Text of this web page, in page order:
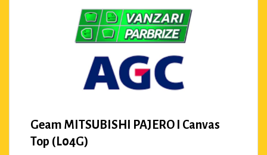
Geam MITSUBISHI PAJERO I Canvas
Top (L04G)